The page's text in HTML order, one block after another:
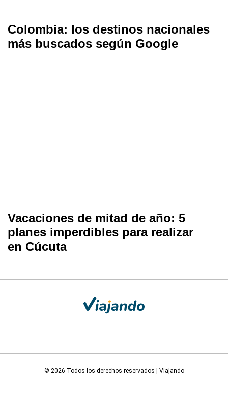
Colombia: los destinos nacionales
más buscados según Google
Vacaciones de mitad de año: 5
planes imperdibles para realizar
en Cúcuta
© 2026 Todos los derechos reservados | Viajando